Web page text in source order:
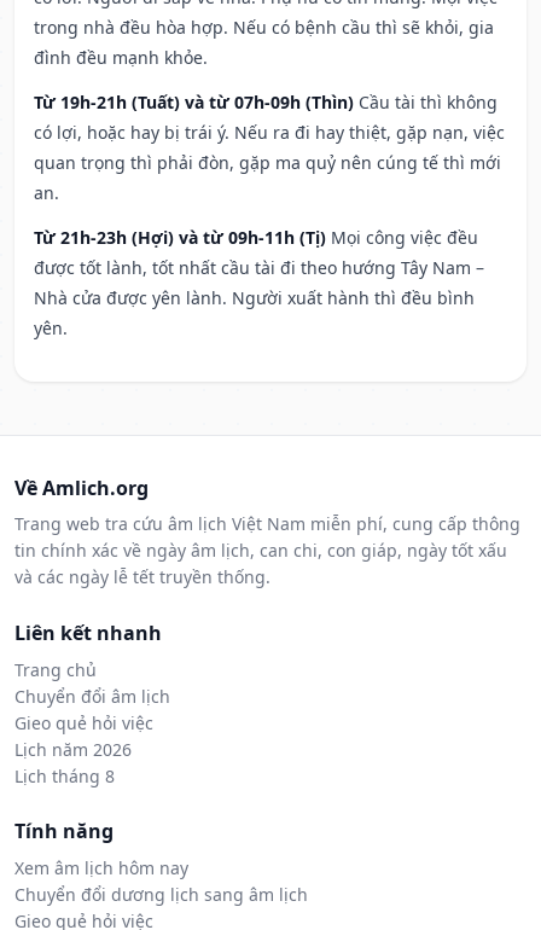
trong nhà đều hòa hợp. Nếu có bệnh cầu thì sẽ khỏi, gia
đình đều mạnh khỏe.
Từ 19h-21h (Tuất) và từ 07h-09h (Thìn) Cầu tài thì không
có lợi, hoặc hay bị trái ý. Nếu ra đi hay thiệt, gặp nạn, việc
quan trọng thì phải đòn, gặp ma quỷ nên cúng tế thì mới
an.
Từ 21h-23h (Hợi) và từ 09h-11h (Tị) Mọi công việc đều
được tốt lành, tốt nhất cầu tài đi theo hướng Tây Nam –
Nhà cửa được yên lành. Người xuất hành thì đều bình
yên.
Về Amlich.org
Trang web tra cứu âm lịch Việt Nam miễn phí, cung cấp thông
tin chính xác về ngày âm lịch, can chi, con giáp, ngày tốt xấu
và các ngày lễ tết truyền thống.
Liên kết nhanh
Trang chủ
Chuyển đổi âm lịch
Gieo quẻ hỏi việc
Lịch năm 2026
Lịch tháng 8
Tính năng
Xem âm lịch hôm nay
Chuyển đổi dương lịch sang âm lịch
Gieo quẻ hỏi việc